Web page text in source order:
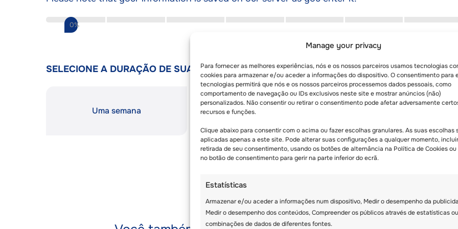
Manage your privacy
Para fornecer as melhores experiências, nós e os nossos parceiros usamos tecnologias
cookies para armazenar e/ou aceder a informações do dispositivo. O consentimento para
tecnologias permitirá que nós e os nossos parceiros processemos dados pessoais, como
comportamento de navegação ou IDs exclusivos neste site e mostrar anúncios (não)
personalizados. Não consentir ou retirar o consentimento pode afetar adversamente
recursos e funções.
Clique abaixo para consentir com o acima ou fazer escolhas granulares. As suas escolhas
aplicadas apenas a este site. Pode alterar suas configurações a qualquer momento,
retirada de seu consentimento, usando os botões de alternância na Política de Cookies
no botão de consentimento para gerir na parte inferior do ecrã.
Estatísticas
Armazenar e/ou aceder a informações num dispositivo, Medir o desempenho da
Medir o desempenho dos conteúdos, Compreender os públicos através de estatísticas ou
combinações de dados de diferentes fontes.
0%
SELECIONE A DURAÇÃO DE SUA ESTADIA PREFERIDA:*
Uma semana Duas semanas